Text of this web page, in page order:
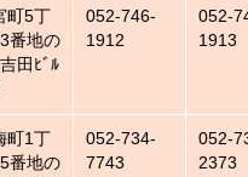
町5丁
番地の
田ﾋﾞﾙ
052-746-
1912
052-
1913
町1丁
番地の
052-734-
7743
052-
2373